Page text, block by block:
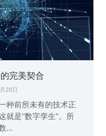
完美契合
28日
种前所未有的技术正
就是“数字孪生”。所
…